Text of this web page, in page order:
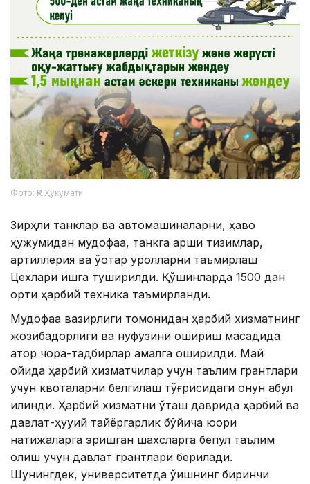
Фото: ҚР Ҳукумати
Зирҳли танклар ва автомашиналарни, ҳаво
ҳужумидан мудофаа, танкга қарши тизимлар,
артиллерия ва ўқотар қуролларни таъмирлаш
Цехлари ишга туширилди. Қўшинларда 1500 дан
ортиқ ҳарбий техника таъмирланди.
Мудофаа вазирлиги томонидан ҳарбий хизматнинг
жозибадорлиги ва нуфузини ошириш мақсадида
қатор чора-тадбирлар амалга оширилди. Май
ойида ҳарбий хизматчилар учун таълим грантлари
учун квоталарни белгилаш тўғрисидаги қонун қабул
қилинди. Ҳарбий хизматни ўташ даврида ҳарбий ва
давлат-ҳуқуқий тайёргарлик бўйича юқори
натижаларга эришган шахсларга бепул таълим
олиш учун давлат грантлари берилади.
Шунингдек, университетда ўқишнинг биринчи